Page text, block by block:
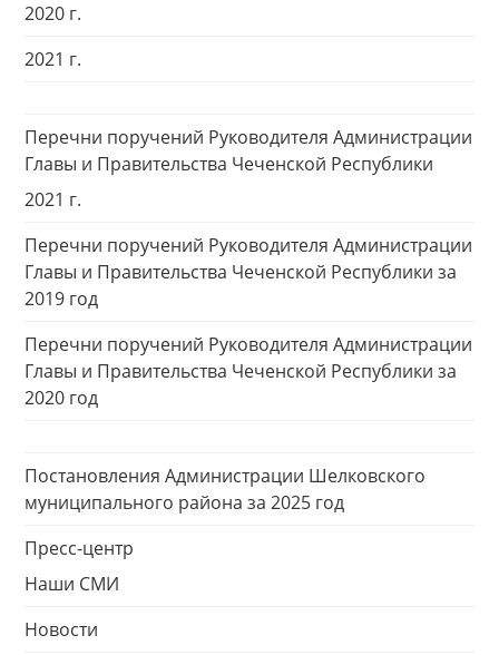
2020 г.
2021 г.
Перечни поручений Руководителя Администрации
Главы и Правительства Чеченской Республики
2021 г.
Перечни поручений Руководителя Администрации
Главы и Правительства Чеченской Республики за
2019 год
Перечни поручений Руководителя Администрации
Главы и Правительства Чеченской Республики за
2020 год
Постановления Администрации Шелковского
муниципального района за 2025 год
Пресс-центр
Наши СМИ
Новости